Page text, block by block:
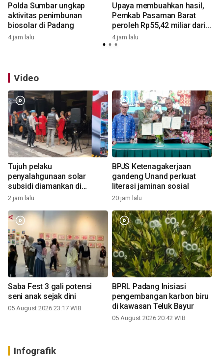
Polda Sumbar ungkap
aktivitas penimbunan
biosolar di Padang
4 jam lalu
Upaya membuahkan hasil,
Pemkab Pasaman Barat
peroleh Rp55,42 miliar dari
pemerintah pusat untuk
tambahan penggajian ASN
4 jam lalu
Video
Tujuh pelaku
penyalahgunaan solar
subsidi diamankan di
Sumbar
2 jam lalu
BPJS Ketenagakerjaan
gandeng Unand perkuat
literasi jaminan sosial
20 jam lalu
Saba Fest 3 gali potensi
seni anak sejak dini
05 August 2026 23:17 WIB
BPRL Padang Inisiasi
pengembangan karbon biru
di kawasan Teluk Bayur
05 August 2026 20:42 WIB
Infografik